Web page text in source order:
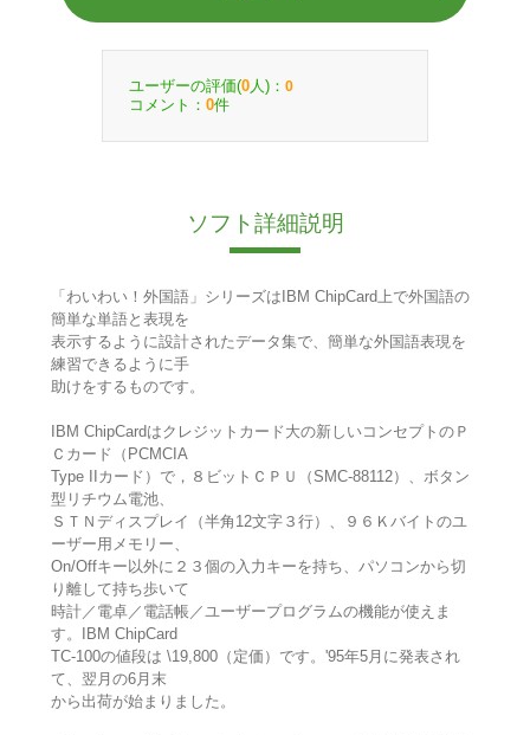
ユーザーの評価(0 人)： 0
コメント： 0件
ソフト詳細説明
「わいわい！外国語」シリーズはIBM ChipCard上で外国語の
簡単な単語と表現を
表示するように設計されたデータ集で、簡単な外国語表現を
練習できるように手
助けをするものです。
IBM ChipCardはクレジットカード大の新しいコンセプトのＰ
Ｃカード（PCMCIA
Type IIカード）で，８ビットＣＰＵ（SMC-88112）、ボタン
型リチウム電池、
ＳＴＮディスプレイ（半角12文字３行）、９６Ｋバイトのユ
ーザー用メモリー、
On/Offキー以外に２３個の入力キーを持ち、パソコンから切
り離して持ち歩いて
時計／電卓／電話帳／ユーザープログラムの機能が使えま
す。IBM ChipCard
TC-100の値段は \19,800（定価）です。'95年5月に発表され
て、翌月の6月末
から出荷が始まりました。